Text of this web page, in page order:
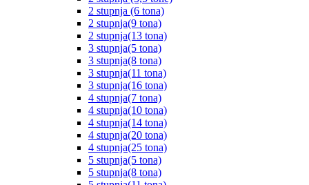
2 stupnja (6 tona)
2 stupnja(9 tona)
2 stupnja(13 tona)
3 stupnja(5 tona)
3 stupnja(8 tona)
3 stupnja(11 tona)
3 stupnja(16 tona)
4 stupnja(7 tona)
4 stupnja(10 tona)
4 stupnja(14 tona)
4 stupnja(20 tona)
4 stupnja(25 tona)
5 stupnja(5 tona)
5 stupnja(8 tona)